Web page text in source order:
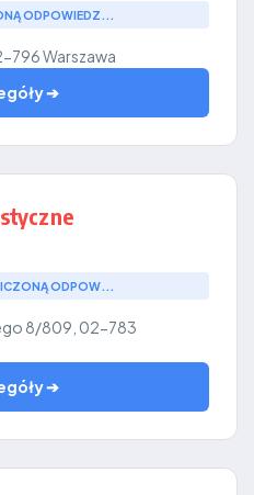
ODPOWIEDZ...
Warszawa
➔
ODPOW...
8/809, 02-783
➔